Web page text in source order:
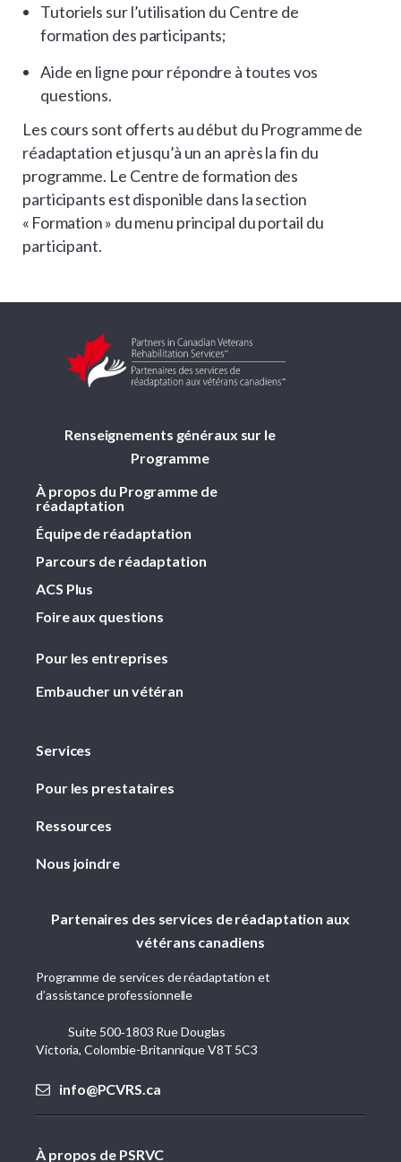
Tutoriels sur l’utilisation du Centre de
formation des participants;
Aide en ligne pour répondre à toutes vos
questions.
Les cours sont offerts au début du Programme de
réadaptation et jusqu’à un an après la fin du
programme. Le Centre de formation des
participants est disponible dans la section
« Formation » du menu principal du portail du
participant.
Renseignements généraux sur le
Programme
À propos du Programme de
réadaptation
Équipe de réadaptation
Parcours de réadaptation
ACS Plus
Foire aux questions
Pour les entreprises
Embaucher un vétéran
Services
Pour les prestataires
Ressources
Nous joindre
Partenaires des services de réadaptation aux
vétérans canadiens
Programme de services de réadaptation et
d’assistance professionnelle
Suite 500‑1803 Rue Douglas
Victoria, Colombie-Britannique V8T 5C3
info@PCVRS.ca
À propos de PSRVC